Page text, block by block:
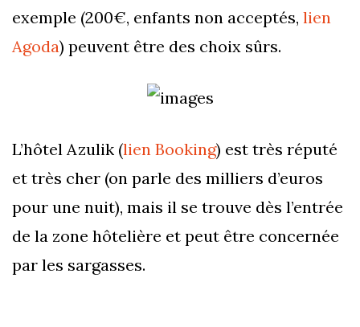
exemple (200€, enfants non acceptés, lien
Agoda) peuvent être des choix sûrs.
L’hôtel Azulik (lien Booking) est très réputé
et très cher (on parle des milliers d’euros
pour une nuit), mais il se trouve dès l’entrée
de la zone hôtelière et peut être concernée
par les sargasses.